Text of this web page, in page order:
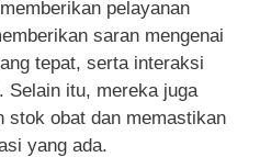
pelayanan
saran mengenai
tepat, serta interaksi
Selain itu, mereka juga
stok obat dan memastikan
yang ada.